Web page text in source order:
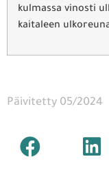
kulmassa vinosti
kaitaleen
Päivitetty 05/2024